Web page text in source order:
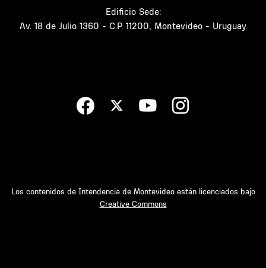
Edificio Sede:
Av. 18 de Julio 1360 - C.P. 11200, Montevideo - Uruguay
Los contenidos de Intendencia de Montevideo están licenciados bajo
Creative Commons